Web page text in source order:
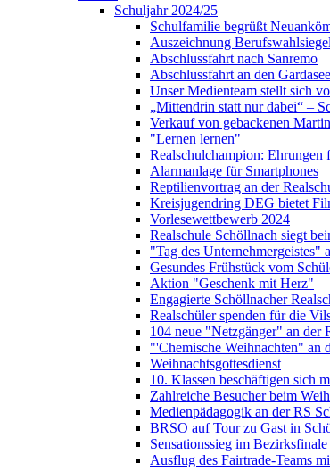
Schuljahr 2024/25
Schulfamilie begrüßt
Auszeichnung
Abschlussfahrt nach Sanremo
Abschlussfahrt an den Gardasee
Unser Medienteam stellt sich
„Mittendrin statt nur dabei“ –
Verkauf von gebackenen
"Lernen lernen"
Realschulchampion: Ehrungen
Alarmanlage für Smartphones
Reptilienvortrag an der
Kreisjugendring DEG bietet
Vorlesewettbewerb 2024
Realschule Schöllnach siegt
"Tag des Unternehmergeistes"
Gesundes Frühstück vom
Aktion "Geschenk mit Herz"
Engagierte Schöllnacher
Realschüler spenden für die
104 neue "Netzgänger" an der
"'Chemische Weihnachten" an
Weihnachtsgottesdienst
10. Klassen beschäftigen sich
Zahlreiche Besucher beim
Medienpädagogik an der RS
BRSO auf Tour zu Gast in
Sensationssieg im
Ausflug des Fairtrade-Teams